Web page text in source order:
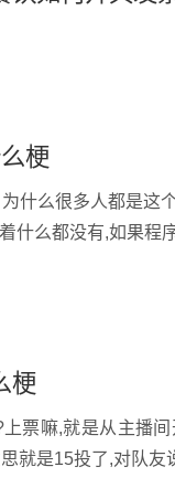
梗
什么很多人都是这
什么都没有,如果程
梗
上票嘛,就是从主播
就是15投了,对队